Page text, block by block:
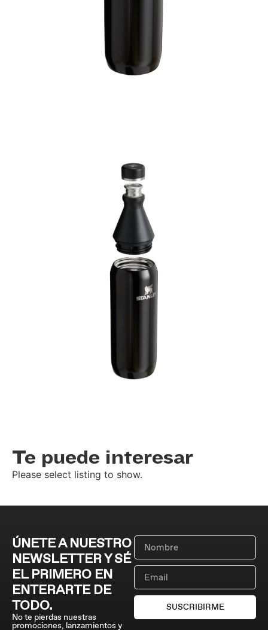
Te puede interesar
Please select listing to show.
ÚNETE A NUESTRO
NEWSLETTER Y SÉ
EL PRIMERO EN
ENTERARTE DE
TODO.
No te pierdas nuestras
promociones, lanzamientos y
SUSCRIBIRME